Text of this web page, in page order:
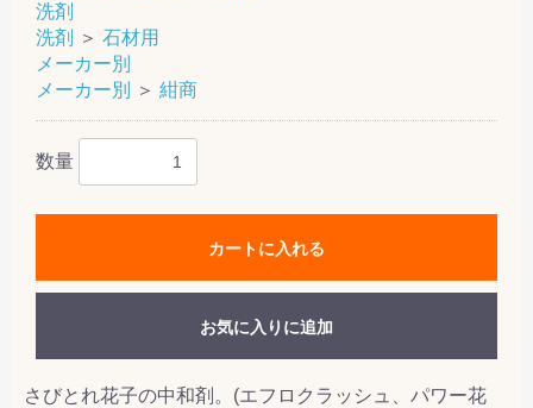
洗剤
洗剤
＞ 石材用
メーカー別
メーカー別
＞ 紺商
数量
カートに入れる
お気に入りに追加
さびとれ花子の中和剤。(エフロクラッシュ、パワー花